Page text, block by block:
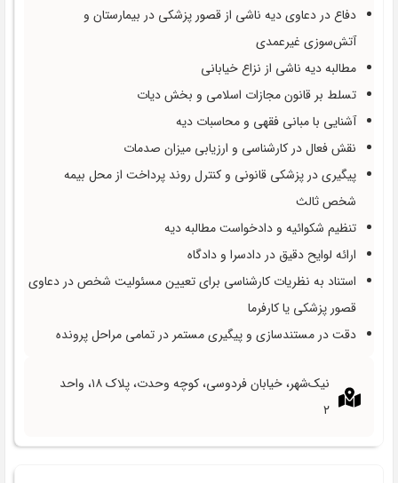
دفاع در دعاوی دیه ناشی از قصور پزشکی در بیمارستان و
آتش‌سوزی غیرعمدی
مطالبه دیه ناشی از نزاع خیابانی
تسلط بر قانون مجازات اسلامی و بخش دیات
آشنایی با مبانی فقهی و محاسبات دیه
نقش فعال در کارشناسی و ارزیابی میزان صدمات
پیگیری در پزشکی قانونی و کنترل روند پرداخت از محل بیمه
شخص ثالث
تنظیم شکوائیه و دادخواست مطالبه دیه
ارائه لوایح دقیق در دادسرا و دادگاه
استناد به نظریات کارشناسی برای تعیین مسئولیت شخص در دعاوی
قصور پزشکی یا کارفرما
دقت در مستندسازی و پیگیری مستمر در تمامی مراحل پرونده
نیک‌شهر، خیابان فردوسی، کوچه وحدت، پلاک ۱۸، واحد
۲